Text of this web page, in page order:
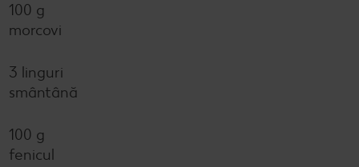
100 g
morcovi
3 linguri
smântână
100 g
fenicul